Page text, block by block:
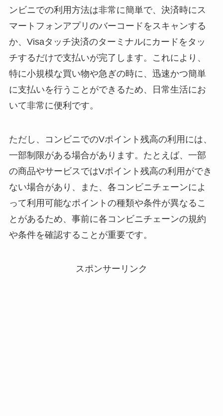
ンビニでの利用方法は非常に簡単で、決済時にス
マートフォンアプリのバーコードをスキャンする
か、Visaタッチ決済のターミナルにカードをタッ
チするだけで支払いが完了します。これにより、
特に小規模な買い物や急ぎの時に、迅速かつ簡単
に支払いを行うことができるため、日常生活にお
いて非常に便利です。
ただし、コンビニでのVポイント残高の利用には、
一部制限がある場合があります。たとえば、一部
の商品やサービスではVポイント残高の利用ができ
ない場合があり、また、各コンビニチェーンによ
って利用可能なポイントの種類や条件が異なるこ
とがあるため、事前に各コンビニチェーンの規約
や条件を確認することが重要です。
スポンサーリンク